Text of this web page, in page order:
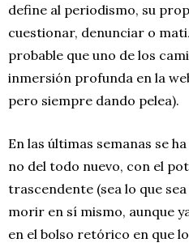
define al periodismo, su
cuestionar, denunciar o
probable que uno de los
inmersión profunda en la
pero siempre dando pelea).
En las últimas semanas se
no del todo nuevo, con el
trascendente (sea lo que
morir en sí mismo, aunque
en el bolso retórico en que